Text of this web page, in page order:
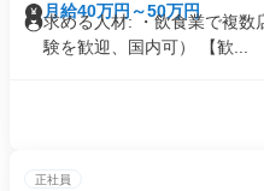
月給40万円～50万円
求める人材: ・飲食業で複数
験を歓迎、国内可） 【歓...
正社員